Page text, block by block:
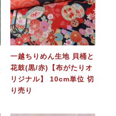
一越ちりめん生地 貝桶と
花鼓(黒/赤)【布がたりオ
リジナル】 10cm単位 切
り売り